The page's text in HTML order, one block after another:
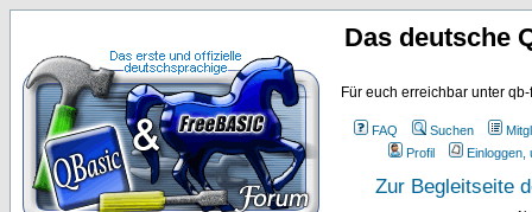
Das deutsche
Für euch erreichbar unter
FAQ Suchen
Profil
Einloggen,
Zur Begleitseite